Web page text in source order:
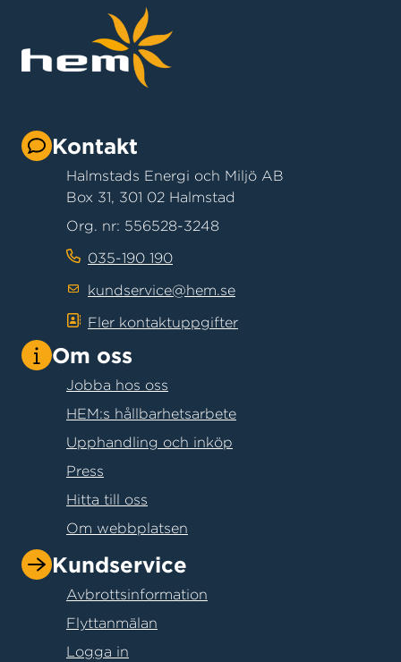
Kontakt
Halmstads Energi och Miljö AB
Box 31, 301 02 Halmstad
Org. nr: 556528-3248
035-190 190
kundservice@hem.se
Fler kontaktuppgifter
Om oss
Jobba hos oss
HEM:s hållbarhetsarbete
Upphandling och inköp
Press
Hitta till oss
Om webbplatsen
Kundservice
Avbrottsinformation
Flyttanmälan
Logga in